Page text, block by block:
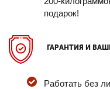
подарок!
ГАРАНТИЯ И
Работать без